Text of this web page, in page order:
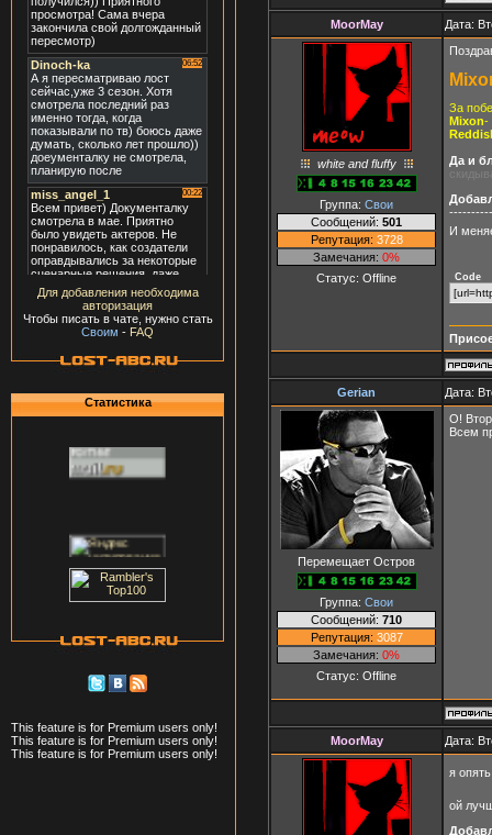
Для добавления необходима
авторизация
Чтобы писать в чате, нужно стать
Своим - FAQ
Статистика
This feature is for Premium users only!
This feature is for Premium users only!
This feature is for Premium users only!
MoorMay Дата:
white and fluffy
Группа: Свои
Сообщений: 501
Репутация: 3728
Замечания: 0%
Статус: Offline
За
Mixon-
Да и
И
Code
Gerian Дата:
Перемещает Остров
Группа: Свои
Сообщений: 710
Репутация: 3087
Замечания: 0%
Статус: Offline
О!
Всем
MoorMay Дата:
я
ой